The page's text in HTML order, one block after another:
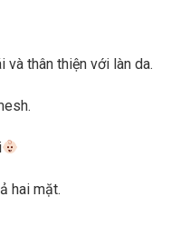
và thân thiện với làn da.
hai mặt.